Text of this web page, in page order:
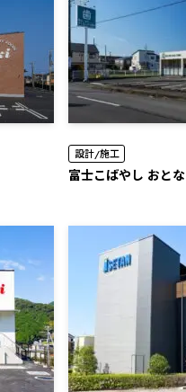
設計/施工
富士こばやし おと